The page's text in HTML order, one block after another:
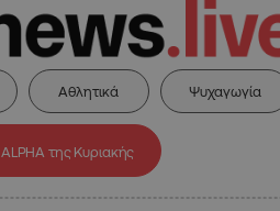
Αθλητικά Ψυχαγωγία
ALPHA της Κυριακής